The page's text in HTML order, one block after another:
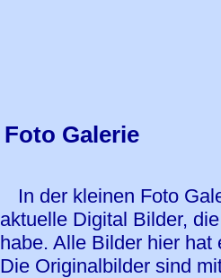
Foto Galerie
In der kleinen Foto
aktuelle Digital Bilder,
habe. Alle Bilder hier
Die Originalbilder sind